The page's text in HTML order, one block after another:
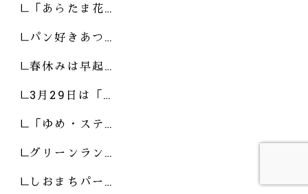
「あらたま花…
パン好きあつ…
春休みは早起…
3月29日は「…
「ゆめ・ステ…
グリーンラン…
しおまちパー…